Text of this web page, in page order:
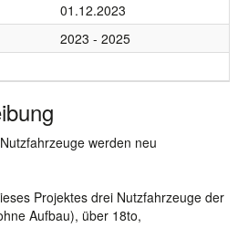
01.12.2023
2023 - 2025
werden neu
Projektes drei Nutzfahrzeuge der
Aufbau), über 18to,